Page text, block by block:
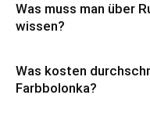
Was muss man über
wissen?
Was kosten
Farbbolonka?